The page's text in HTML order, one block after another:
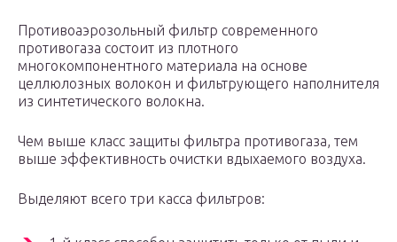
Противоаэрозольный фильтр современного
противогаза состоит из плотного
многокомпонентного материала на основе
целлюлозных волокон и фильтрующего наполнителя
из синтетического волокна.
Чем выше класс защиты фильтра противогаза, тем
выше эффективность очистки вдыхаемого воздуха.
Выделяют всего три касса фильтров: